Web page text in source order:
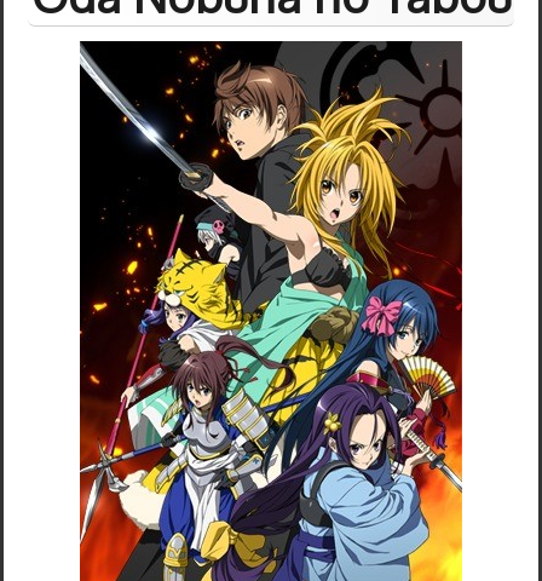
Samurai Warriors
Orochi All-Stars
Autres Warriors
Kou Shibusawa
Tecmo Team Ninja
Dossiers
Contact Communauté